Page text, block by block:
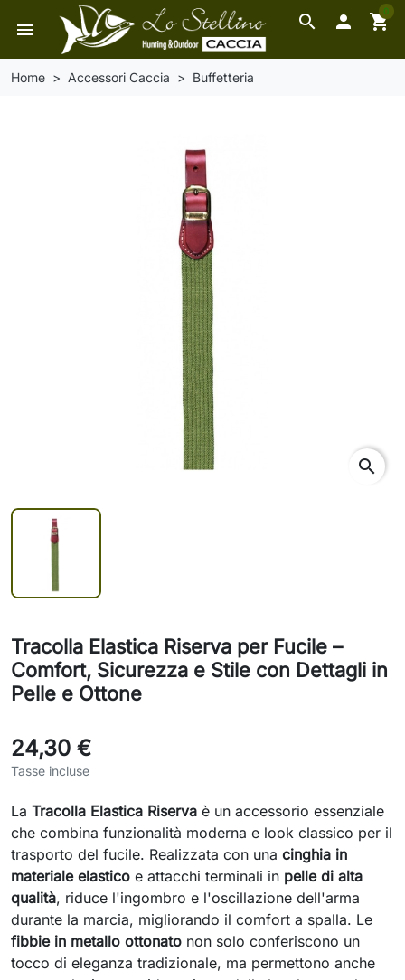
search
menu  shopping_cart
0
Home Accessori Caccia Buffetteria
search
Tracolla Elastica Riserva per Fucile –
Comfort, Sicurezza e Stile con Dettagli in
Pelle e Ottone
24,30 €
Tasse incluse
La Tracolla Elastica Riserva è un accessorio essenziale
che combina funzionalità moderna e look classico per il
trasporto del fucile. Realizzata con una cinghia in
materiale elastico e attacchi terminali in pelle di alta
qualità, riduce l'ingombro e l'oscillazione dell'arma
durante la marcia, migliorando il comfort a spalla. Le
fibbie in metallo ottonato non solo conferiscono un
tocco di eleganza tradizionale, ma permettono anche